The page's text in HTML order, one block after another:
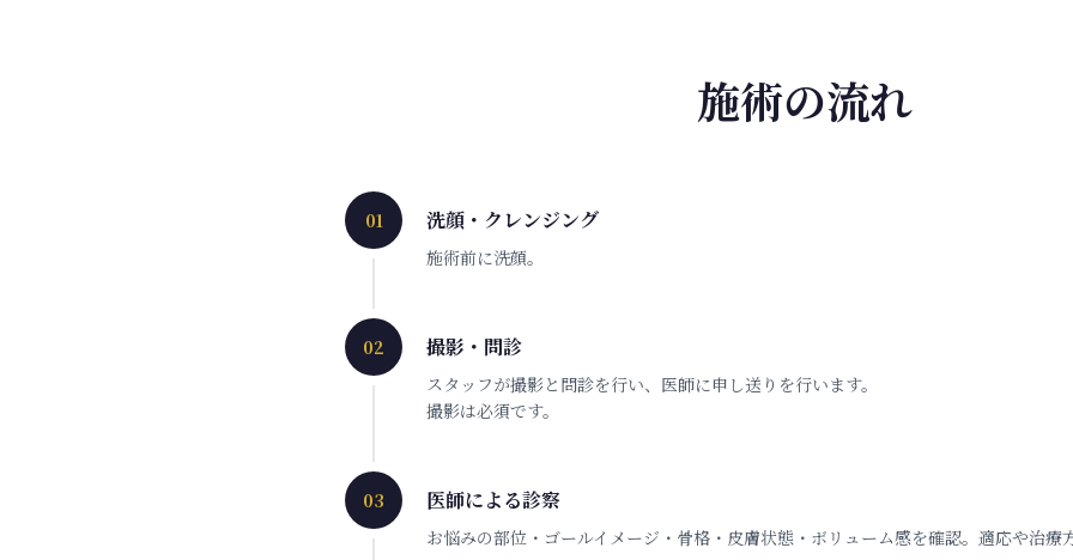
施術の流れ
01 洗顔・クレンジング
施術前に洗顔。
02 撮影・問診
スタッフが撮影と問診を行い、医師に申し送りを行います。
撮影は必須です。
03 医師による診察
お悩みの部位・ゴールイメージ・骨格・皮膚状態・ボリューム感を確認。適応や治療